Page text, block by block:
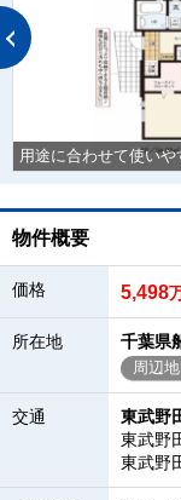
用途に合わせて使いや
物件概要
価格 5,498
所在地 千葉県
周辺
交通
東武野
東武野
東武野